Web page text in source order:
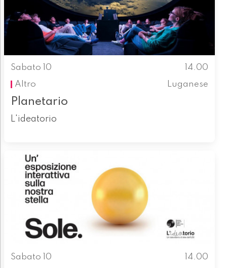
Sabato 10
14.00
Altro
Luganese
Planetario
L'ideatorio
Sabato 10
14.00